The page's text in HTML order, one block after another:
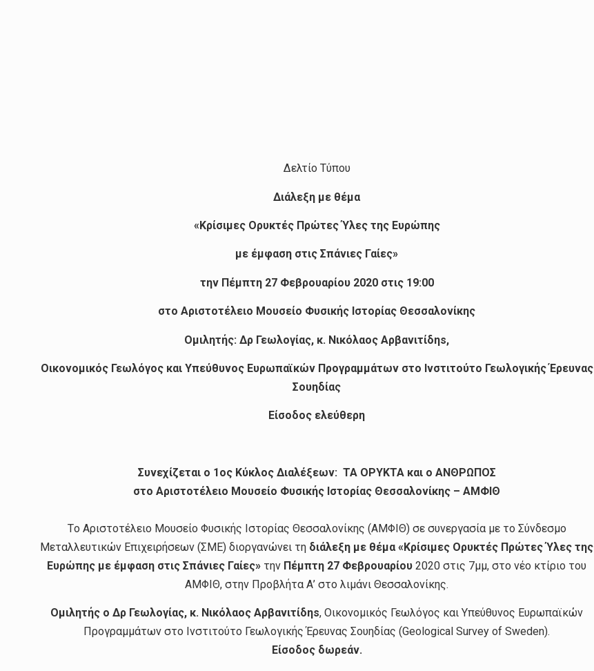
Δελτίο Τύπου
Διάλεξη με θέμα
«Κρίσιμες Ορυκτές Πρώτες Ύλες της Ευρώπης
με έμφαση στις Σπάνιες Γαίες»
την Πέμπτη 27 Φεβρουαρίου 2020 στις 19:00
στο Αριστοτέλειο Μουσείο Φυσικής Ιστορίας Θεσσαλονίκης
Oμιλητής: Δρ Γεωλογίας, κ. Νικόλαος Αρβανιτίδηs,
Οικονομικός Γεωλόγος και Υπεύθυνος Ευρωπαϊκών Προγραμμάτων στο Ινστιτούτο Γεωλογικής Έρευνας
Σουηδίας
Είσοδος ελεύθερη
Συνεχίζεται ο 1ος Κύκλος Διαλέξεων: ΤΑ ΟΡΥΚΤΑ και ο ΑΝΘΡΩΠΟΣ
στο Αριστοτέλειο Μουσείο Φυσικής Ιστορίας Θεσσαλονίκης – ΑΜΦΙΘ
Tο Αριστοτέλειο Μουσείο Φυσικής Ιστορίας Θεσσαλονίκης (ΑΜΦΙΘ) σε συνεργασία με το Σύνδεσμο
Μεταλλευτικών Επιχειρήσεων (ΣΜΕ) διοργανώνει τη διάλεξη με θέμα «Κρίσιμες Ορυκτές Πρώτες Ύλες της
Ευρώπης με έμφαση στις Σπάνιες Γαίες» την Πέμπτη 27 Φεβρουαρίου 2020 στις 7μμ, στο νέο κτίριο του
ΑΜΦΙΘ, στην Προβλήτα Α’ στο λιμάνι Θεσσαλονίκης.
Ομιλητής o Δρ Γεωλογίας, κ. Νικόλαος Αρβανιτίδηs, Οικονομικός Γεωλόγος και Υπεύθυνος Ευρωπαϊκών
Προγραμμάτων στο Ινστιτούτο Γεωλογικής Έρευνας Σουηδίας (Geological Survey of Sweden).
Είσοδος δωρεάν.